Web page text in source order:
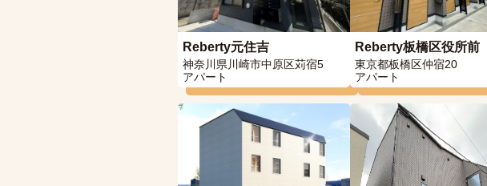
Reberty元住吉
神奈川県川崎市中原区苅宿5
アパート
Reberty板橋区役所前
東京都板橋区仲宿20
アパート